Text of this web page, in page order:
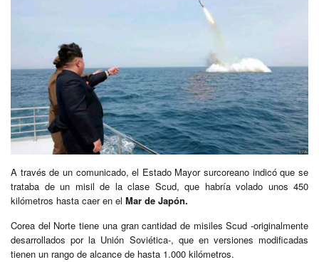
A través de un comunicado, el Estado Mayor surcoreano indicó que se
trataba de un misil de la clase Scud, que habría volado unos 450
kilómetros hasta caer en el Mar de Japón.
Corea del Norte tiene una gran cantidad de misiles Scud -originalmente
desarrollados por la Unión Soviética-, que en versiones modificadas
tienen un rango de alcance de hasta 1.000 kilómetros.